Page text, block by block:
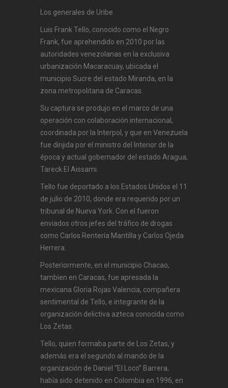
Los generales de Uribe
Luis Frank Tello, conocido como el Negro
Frank, fue aprehendido en 2010 por las
autoridades venezolanas en la exclusiva
urbanización Macaracuay, ubicada el
municipio Sucre del estado Miranda, en la
zona metropolitana de Caracas.
Su captura se produjo en el marco de una
operación con colaboración internacional,
coordinada por la Interpol, y que en Venezuela
fue dirijida por el ministro del Interior de la
época y actual gobernador del estado Aragua,
Tareck El Aissami.
Tello fue deportado a los Estados Unidos el 11
de julio de 2010, donde era requerido por un
tribunal de Nueva York. Con el fueron
enviados otros jefes del tráfico de drogas
como Carlos Rentería Mantilla y Carlos Ojeda
Herrera.
Posteriormente, en el municipio Chacao,
tambien en Caracas, fue apresada la
mexicana Gloria Rojas Valencia, compañera
sentimental de Tello, e integrante de la
organización delictiva azteca conocida como
Los Zetas.
Tello, quien formaba parte de Los Zetas, y
además era el segundo al mando de la
organización de Daniel “El Loco” Barrera,
había sido detenido en Colombia en 1996, en